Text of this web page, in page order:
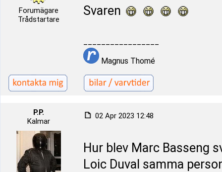
Forumägare
Trådstartare
Svaren
Magnus Thomé
P.P.
Kalmar
02 Apr 2023 12:48
Hur blev Marc Basseng
Loic Duval samma